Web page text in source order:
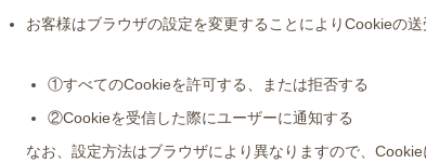
お客様はブラウザの設定を変更することによりCookieの
①すべてのCookieを許可する、または拒否する
②Cookieを受信した際にユーザーに通知する
なお、設定方法はブラウザにより異なりますので、